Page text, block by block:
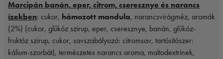
Marcipán banán, eper, citrom, cseresznye és narancs
ízekben: cukor, hámozott mandula, narancsvirágméz, aromák
(2%) (cukor, glükóz szirup, eper, cseresznye, banán, glükóz-
fruktóz szirup, cukor, savszabályozó: citromsav, tartósítószer:
kálium-szorbát), természetes narancs aroma, maltodextrinek,